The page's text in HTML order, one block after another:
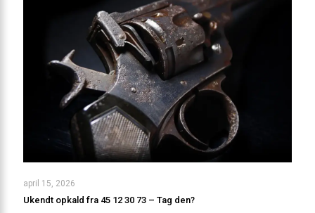
april 15, 2026
Ukendt opkald fra 45 12 30 73 – Tag den?